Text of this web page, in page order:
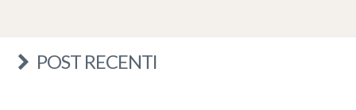
POST RECENTI